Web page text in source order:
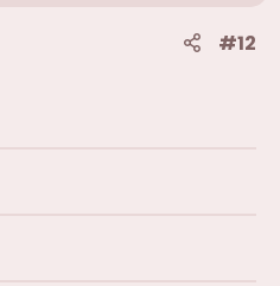
#12